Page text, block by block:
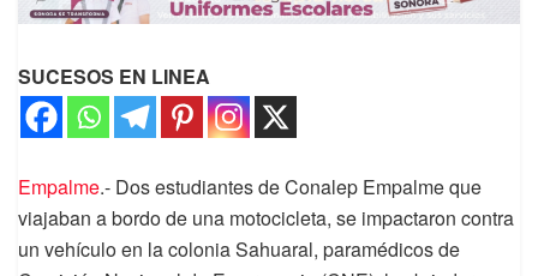
SUCESOS EN LINEA
Empalme.- Dos estudiantes de Conalep Empalme que
viajaban a bordo de una motocicleta, se impactaron contra
un vehículo en la colonia Sahuaral, paramédicos de